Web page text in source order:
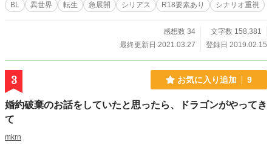
BL 異世界 転生 急展開 シリアス R18要素あり シナリオ重視
感想数 34
文字数 158,381
最終更新日 2021.03.27
登録日 2019.02.15
3 お気に入り追加 9
婚約破棄のお話をしていたと思ったら、ドラゴンがやってき
て
mkrn